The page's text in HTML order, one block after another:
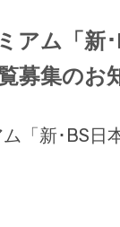
アム「新
募集のお
「新･BS日